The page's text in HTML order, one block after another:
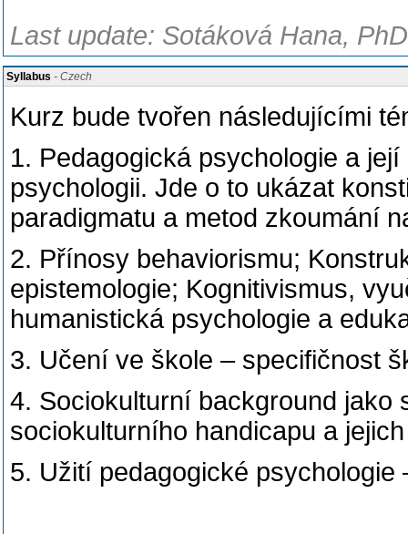
Last update: Sotáková Hana,
Syllabus - Czech
Kurz bude tvořen následujícími
1. Pedagogická psychologie a
psychologii. Jde o to ukázat
paradigmatu a metod zkoumání
2. Přínosy behaviorismu;
epistemologie; Kognitivismus,
humanistická psychologie a
3. Učení ve škole – specifičnost
4. Sociokulturní background jako
sociokulturního handicapu a
5. Užití pedagogické